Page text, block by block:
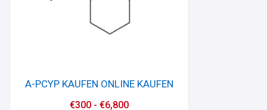
A-PCYP KAUFEN ONLINE KAUFEN
€300- €6,800